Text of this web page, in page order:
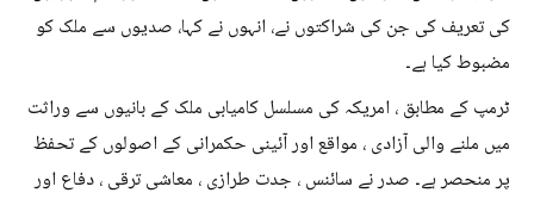
کی تعریف کی جن کی شراکتوں نے، انہوں نے کہا، صدیوں سے ملک کو
مضبوط کیا ہے۔
ٹرمپ کے مطابق ، امریکہ کی مسلسل کامیابی ملک کے بانیوں سے وراثت
میں ملنے والی آزادی ، مواقع اور آئینی حکمرانی کے اصولوں کے تحفظ
پر منحصر ہے۔ صدر نے سائنس ، جدت طرازی ، معاشی ترقی ، دفاع اور